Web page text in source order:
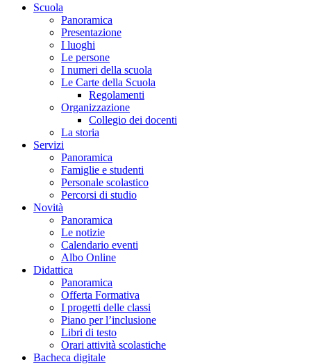
Scuola
Panoramica
Presentazione
I luoghi
Le persone
I numeri della scuola
Le Carte della Scuola
Regolamenti
Organizzazione
Collegio dei docenti
La storia
Servizi
Panoramica
Famiglie e studenti
Personale scolastico
Percorsi di studio
Novità
Panoramica
Le notizie
Calendario eventi
Albo Online
Didattica
Panoramica
Offerta Formativa
I progetti delle classi
Piano per l’inclusione
Libri di testo
Orari attività scolastiche
Bacheca digitale